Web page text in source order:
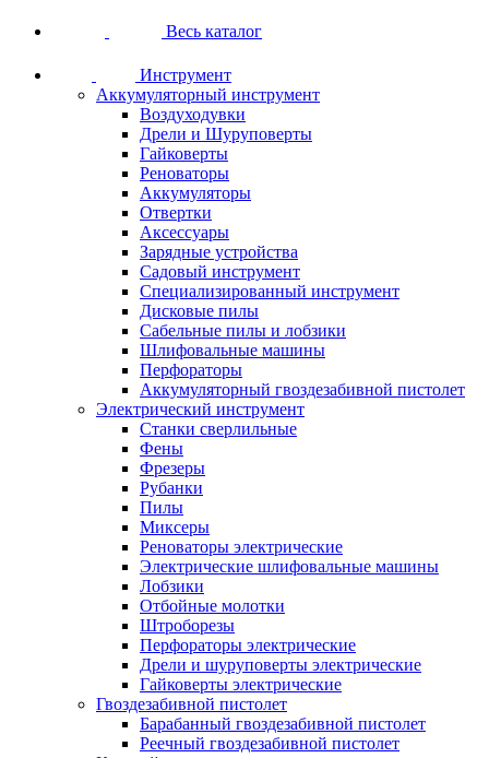
Весь каталог
Инструмент
Аккумуляторный инструмент
Воздуходувки
Дрели и Шуруповерты
Гайковерты
Реноваторы
Аккумуляторы
Отвертки
Аксессуары
Зарядные устройства
Садовый инструмент
Специализированный инструмент
Дисковые пилы
Сабельные пилы и лобзики
Шлифовальные машины
Перфораторы
Аккумуляторный гвоздезабивной пистолет
Электрический инструмент
Станки сверлильные
Фены
Фрезеры
Рубанки
Пилы
Миксеры
Реноваторы электрические
Электрические шлифовальные машины
Лобзики
Отбойные молотки
Штроборезы
Перфораторы электрические
Дрели и шуруповерты электрические
Гайковерты электрические
Гвоздезабивной пистолет
Барабанный гвоздезабивной пистолет
Реечный гвоздезабивной пистолет